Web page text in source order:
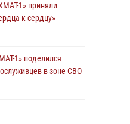
1» приняли
к сердцу»
1» поделился
в зоне СВО